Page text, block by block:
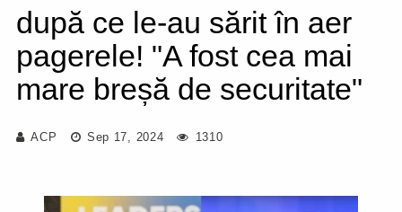
după ce le-au sărit în aer
pagerele! "A fost cea mai
mare breșă de securitate"
ACP Sep 17, 2024 1310